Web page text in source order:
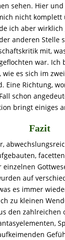
sehen. Hier
nicht komplett
ich aber
anderen Stelle
mit,
war. Ich
wie es sich im
Eine Richtung,
schon
bringt einiges
Fazit
einzelnen
auf
es immer
zu kleinen
den zahlreichen